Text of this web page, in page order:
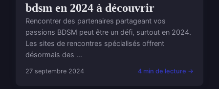
bdsm​ en 2024 à découvrir
Rencontrer des partenaires partageant vos
passions BDSM peut être un défi, surtout en 2024.
Les sites de rencontres spécialisés offrent
désormais des ...
27 septembre 2024 4 min de lecture →